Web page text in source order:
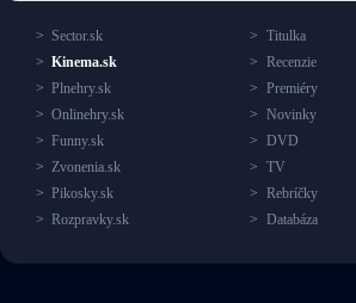
> Sector.sk
> Kinema.sk
> Plnehry.sk
> Onlinehry.sk
> Funny.sk
> Zvonenia.sk
> Pikosky.sk
> Rozpravky.sk
> Titulka
> Recenzie
> Premiéry
> Novinky
> DVD
> TV
> Rebríčky
> Databáza